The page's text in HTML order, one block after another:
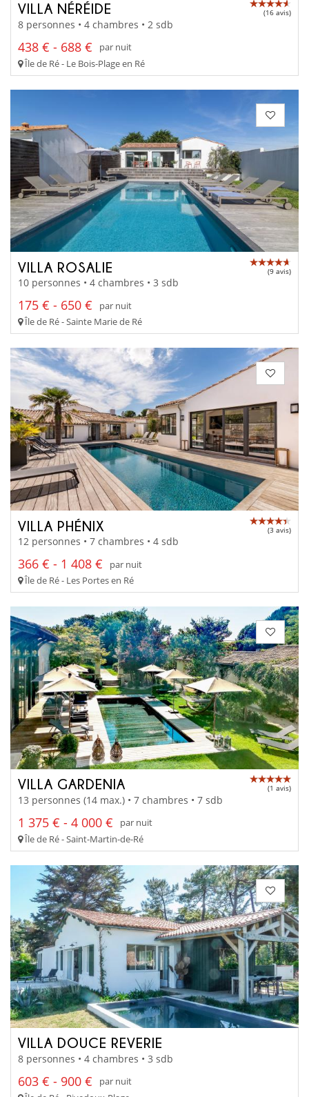
VILLA NÉRÉIDE (16 avis)
8 personnes • 4 chambres • 2 sdb
438 € - 688 €
par nuit
Île de Ré - Le Bois-Plage en Ré
VILLA ROSALIE (9 avis)
10 personnes • 4 chambres • 3 sdb
175 € - 650 €
par nuit
Île de Ré - Sainte Marie de Ré
VILLA PHÉNIX (3 avis)
12 personnes • 7 chambres • 4 sdb
366 € - 1 408 €
par nuit
Île de Ré - Les Portes en Ré
VILLA GARDENIA (1 avis)
13 personnes (14 max.) • 7 chambres • 7 sdb
1 375 € - 4 000 €
par nuit
Île de Ré - Saint-Martin-de-Ré
VILLA DOUCE REVERIE
8 personnes • 4 chambres • 3 sdb
603 € - 900 €
par nuit